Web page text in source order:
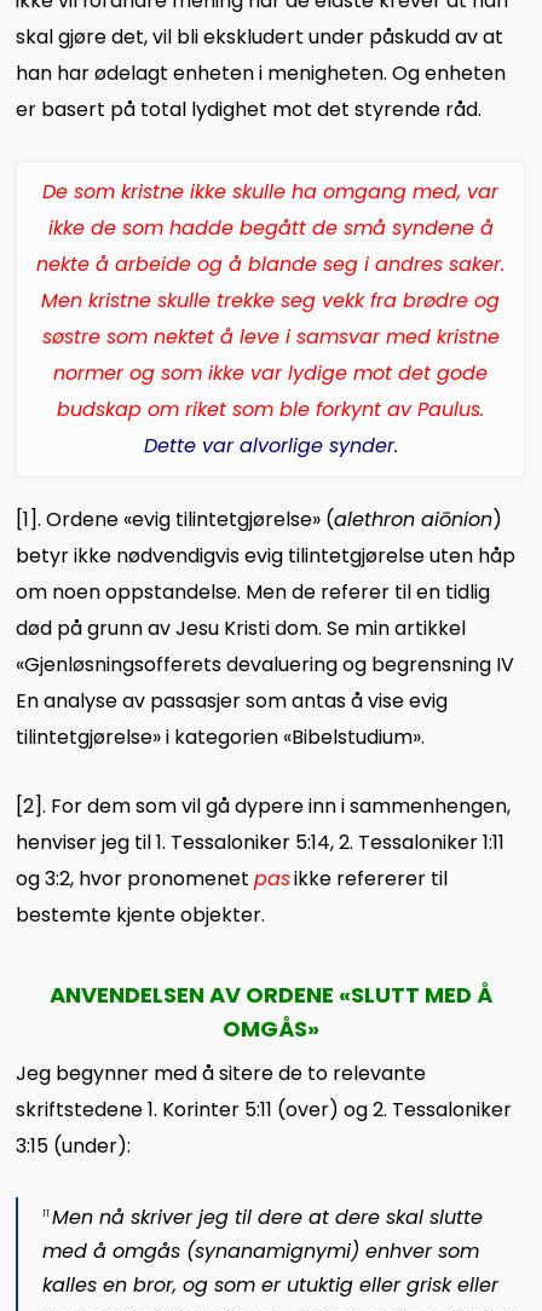
skal gjøre det, vil bli ekskludert under påskudd av at
han har ødelagt enheten i menigheten. Og enheten
er basert på total lydighet mot det styrende råd.
De som kristne ikke skulle ha omgang med, var
ikke de som hadde begått de små syndene å
nekte å arbeide og å blande seg i andres saker.
Men kristne skulle trekke seg vekk fra brødre og
søstre som nektet å leve i samsvar med kristne
normer og som ikke var lydige mot det gode
budskap om riket som ble forkynt av Paulus.
Dette var alvorlige synder.
[1]. Ordene «evig tilintetgjørelse» (alethron aiōnion)
betyr ikke nødvendigvis evig tilintetgjørelse uten håp
om noen oppstandelse. Men de referer til en tidlig
død på grunn av Jesu Kristi dom. Se min artikkel
«Gjenløsningsofferets devaluering og begrensning IV
En analyse av passasjer som antas å vise evig
tilintetgjørelse» i kategorien «Bibelstudium».
[2]. For dem som vil gå dypere inn i sammenhengen,
henviser jeg til 1. Tessaloniker 5:14, 2. Tessaloniker 1:11
og 3:2, hvor pronomenetpasikke refererer til
bestemte kjente objekter.
ANVENDELSEN AV ORDENE «SLUTT MED Å
OMGÅS»
Jeg begynner med å sitere de to relevante
skriftstedene 1. Korinter 5:11 (over) og 2. Tessaloniker
3:15 (under):
11 Men nå skriver jeg til dere at dere skal slutte
med å omgås (synanamignymi) enhver som
kalles en bror, og som er utuktig eller grisk eller